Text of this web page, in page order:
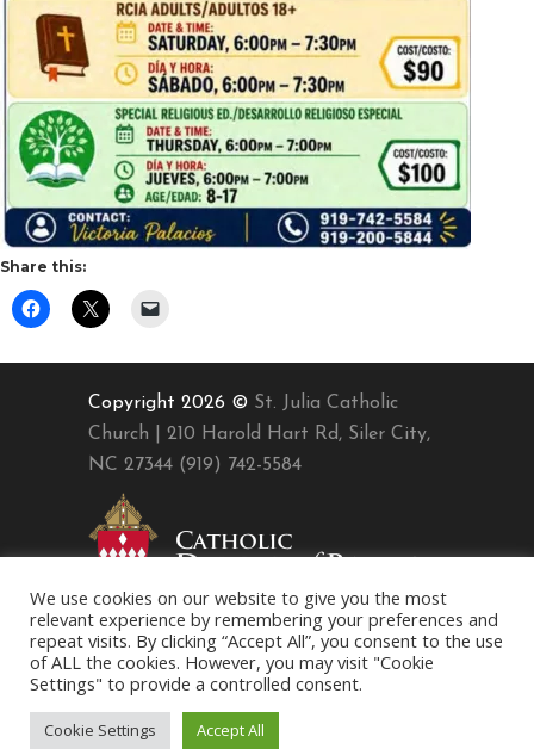
Share this:
Copyright 2026 © St. Julia Catholic
Church | 210 Harold Hart Rd, Siler City,
NC 27344 (919) 742-5584
We use cookies on our website to give you the most
relevant experience by remembering your preferences and
repeat visits. By clicking “Accept All”, you consent to the use
of ALL the cookies. However, you may visit "Cookie
Settings" to provide a controlled consent.
Cookie Settings Accept All